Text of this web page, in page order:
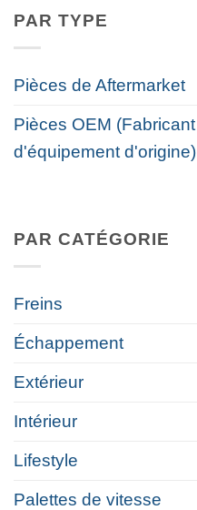
PAR TYPE
Pièces de Aftermarket
Pièces OEM (Fabricant
d'équipement d'origine)
PAR CATÉGORIE
Freins
Échappement
Extérieur
Intérieur
Lifestyle
Palettes de vitesse